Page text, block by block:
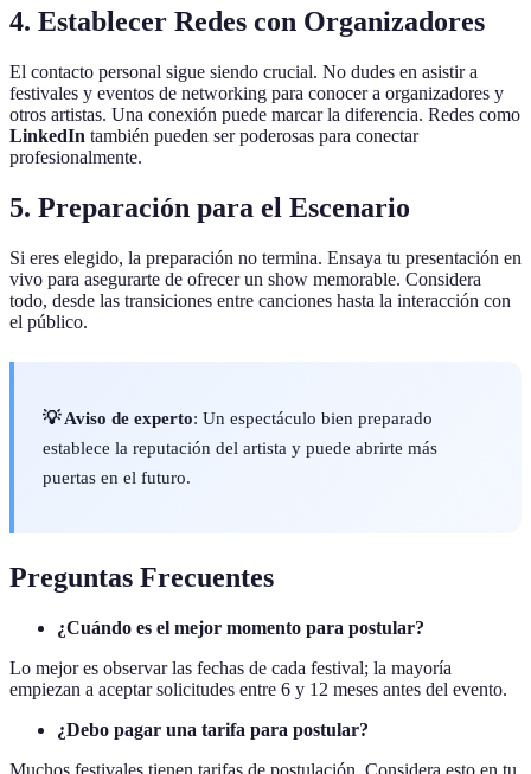
4. Establecer Redes con Organizadores
El contacto personal sigue siendo crucial. No dudes en asistir a
festivales y eventos de networking para conocer a organizadores y
otros artistas. Una conexión puede marcar la diferencia. Redes como
LinkedIn también pueden ser poderosas para conectar
profesionalmente.
5. Preparación para el Escenario
Si eres elegido, la preparación no termina. Ensaya tu presentación en
vivo para asegurarte de ofrecer un show memorable. Considera
todo, desde las transiciones entre canciones hasta la interacción con
el público.
💡 Aviso de experto: Un espectáculo bien preparado
establece la reputación del artista y puede abrirte más
puertas en el futuro.
Preguntas Frecuentes
¿Cuándo es el mejor momento para postular?
Lo mejor es observar las fechas de cada festival; la mayoría
empiezan a aceptar solicitudes entre 6 y 12 meses antes del evento.
¿Debo pagar una tarifa para postular?
Muchos festivales tienen tarifas de postulación. Considera esto en tu